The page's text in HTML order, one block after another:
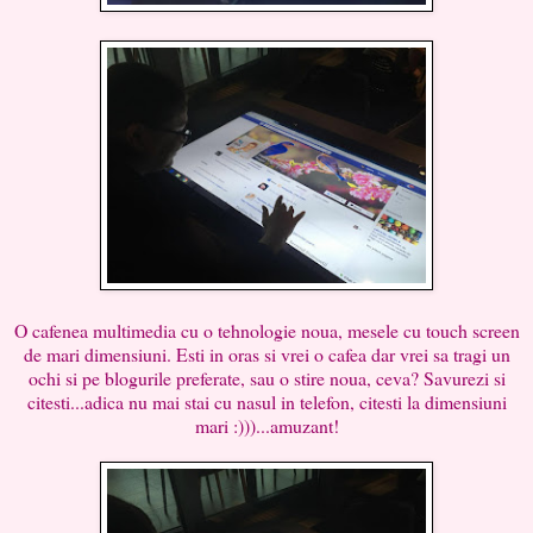
O cafenea multimedia cu o tehnologie noua, mesele cu touch screen
de mari dimensiuni. Esti in oras si vrei o cafea dar vrei sa tragi un
ochi si pe blogurile preferate, sau o stire noua, ceva? Savurezi si
citesti...adica nu mai stai cu nasul in telefon, citesti la dimensiuni
mari :)))...amuzant!